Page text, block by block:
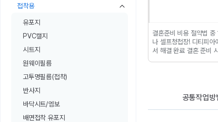
접착용
유포지
PVC캘지
시트지
원웨이필름
고투명필름(접착)
반사지
바닥시트/엠보
배면접착 유포지
첫주문 감사키트
디티피아에 진
택이라고 말할
첫주문
진짜...너무 대
기대 하나도
청첩장 제작 전에 담당자님
결혼준비 비용 절약법 중
나 셀프청첩장! 디티피아
서 해결 완료 결혼 준비
적 받아보면...공통작업방